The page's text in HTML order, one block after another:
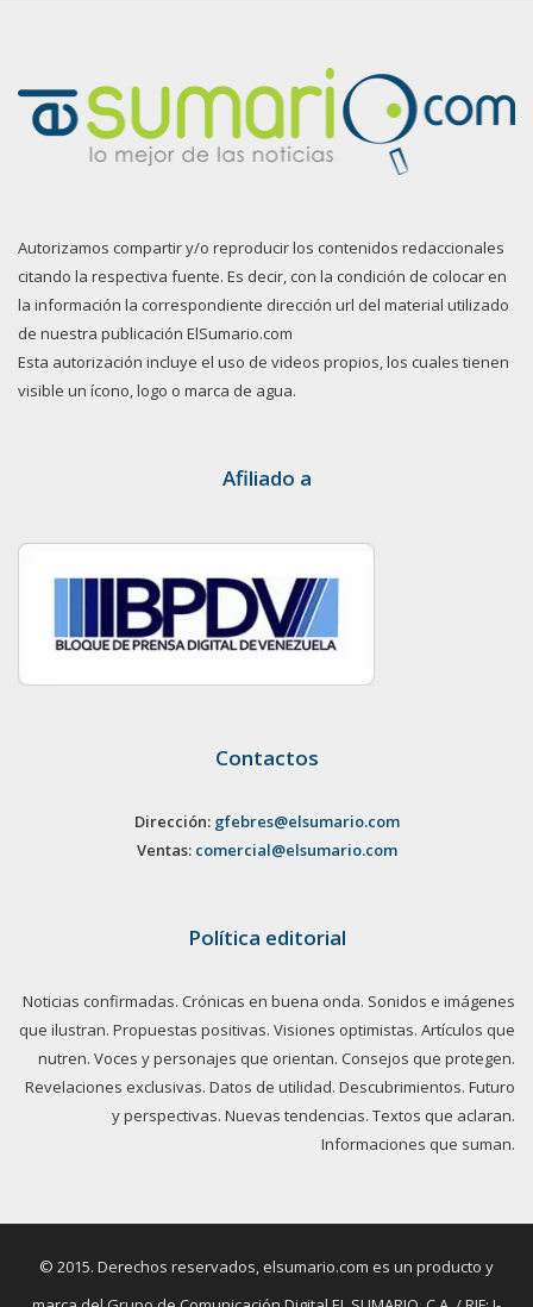
Autorizamos compartir y/o reproducir los contenidos redaccionales
citando la respectiva fuente. Es decir, con la condición de colocar en
la información la correspondiente dirección url del material utilizado
de nuestra publicación ElSumario.com
Esta autorización incluye el uso de videos propios, los cuales tienen
visible un ícono, logo o marca de agua.
Afiliado a
Contactos
Dirección: gfebres@elsumario.com
Ventas: comercial@elsumario.com
Política editorial
Noticias confirmadas. Crónicas en buena onda. Sonidos e imágenes
que ilustran. Propuestas positivas. Visiones optimistas. Artículos que
nutren. Voces y personajes que orientan. Consejos que protegen.
Revelaciones exclusivas. Datos de utilidad. Descubrimientos. Futuro
y perspectivas. Nuevas tendencias. Textos que aclaran.
Informaciones que suman.
© 2015. Derechos reservados, elsumario.com es un producto y